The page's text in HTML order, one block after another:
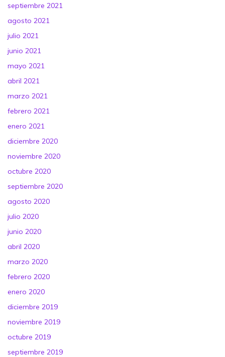
septiembre 2021
agosto 2021
julio 2021
junio 2021
mayo 2021
abril 2021
marzo 2021
febrero 2021
enero 2021
diciembre 2020
noviembre 2020
octubre 2020
septiembre 2020
agosto 2020
julio 2020
junio 2020
abril 2020
marzo 2020
febrero 2020
enero 2020
diciembre 2019
noviembre 2019
octubre 2019
septiembre 2019